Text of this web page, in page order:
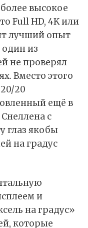
высокое
Full HD, 4K или
лучший опыт
один из
не проверял
Вместо этого
20
ещё в
с
глаз якобы
на градус
и
на градус»
которые